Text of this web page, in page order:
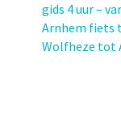
gids 4 uur –
Arnhem fiets
Wolfheze tot